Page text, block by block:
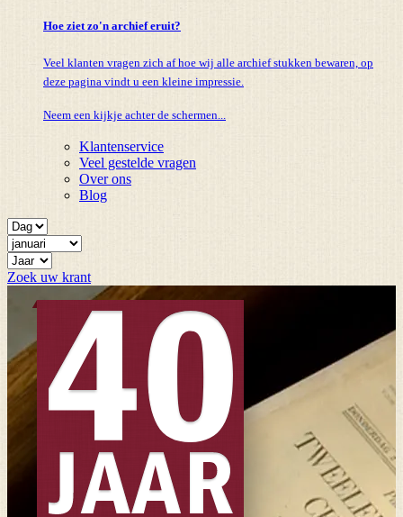
Hoe ziet zo'n archief eruit?
Veel klanten vragen zich af hoe wij alle archief stukken bewaren, op
deze pagina vindt u een kleine impressie.
Neem een kijkje achter de schermen...
Klantenservice
Veel gestelde vragen
Over ons
Blog
Zoek uw krant